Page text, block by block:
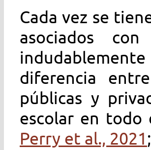
Cada vez se
asociados
diferencia
públicas y
escolar en todo
Perry et al., 2021 ;